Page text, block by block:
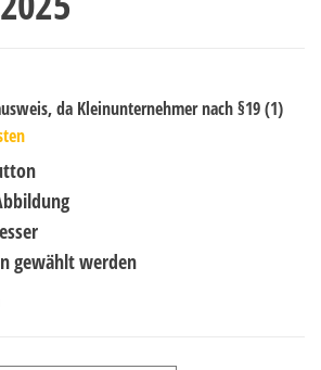
da Kleinunternehmer nach §19 (1)
gewählt werden